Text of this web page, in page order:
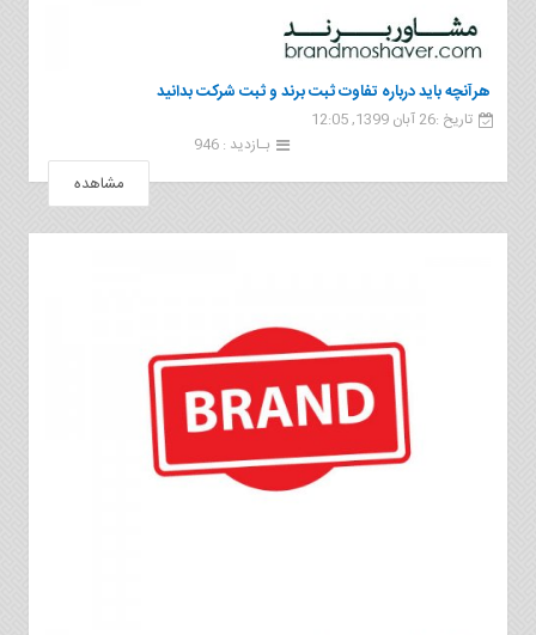
هرآنچه باید درباره تفاوت ثبت برند و ثبت شرکت بدانید
تاریخ :26 آبان 1399, 12:05
بـازدید : 946
مشاهده